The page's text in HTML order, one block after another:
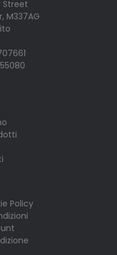
Street
M337AG
Policy